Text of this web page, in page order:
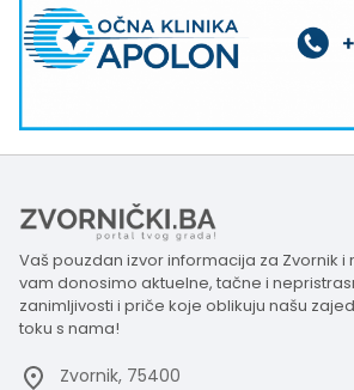
Vaš pouzdan izvor informacija za Zvornik i
vam donosimo aktuelne, tačne i
zanimljivosti i priče koje oblikuju našu
toku s nama!
Zvornik, 75400